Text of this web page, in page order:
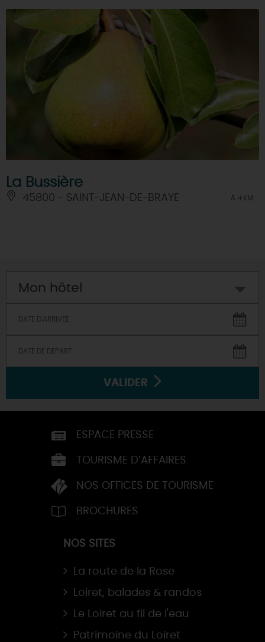
La Bussière
45800 - SAINT-JEAN-DE-BRAYE À 4 KM
Mon hôtel
VALIDER
ESPACE PRESSE
TOURISME D’AFFAIRES
NOS OFFICES DE TOURISME
BROCHURES
NOS SITES
La route de la Rose
Loiret, balades & randos
Le Loiret au fil de l'eau
Patrimoine du Loiret